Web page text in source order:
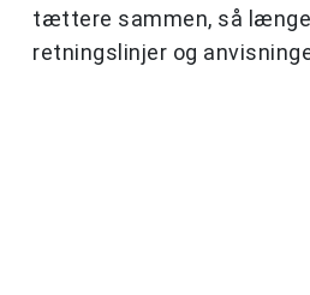
tættere sammen, så
retningslinjer og